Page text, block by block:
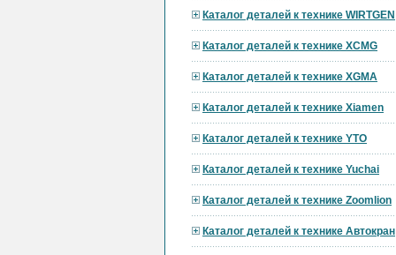
Каталог деталей к технике WIRTGEN
Каталог деталей к технике XCMG
Каталог деталей к технике XGMA
Каталог деталей к технике Xiamen
Каталог деталей к технике YTO
Каталог деталей к технике Yuchai
Каталог деталей к технике Zoomlion
Каталог деталей к технике Автокран